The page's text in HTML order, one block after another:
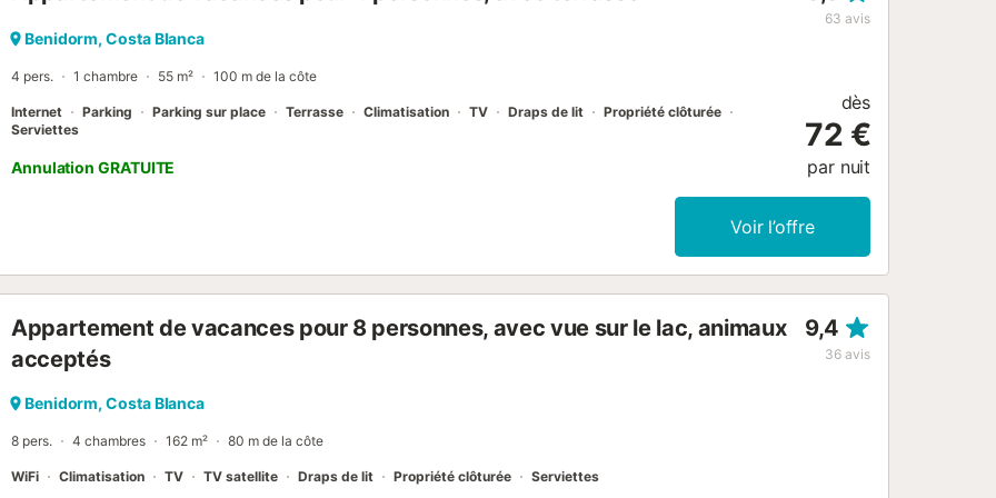
63 avis
Benidorm, Costa Blanca
4 pers. 1 chambre 55 m² 100 m de la côte
Internet Parking Parking sur place Terrasse Climatisation TV Draps de lit
Propriété clôturée
Serviettes
Annulation GRATUITE
dès
72 €
par nuit
Voir l’offre
Appartement de vacances pour 8 personnes, avec vue sur le lac, animaux
acceptés
9,4
36 avis
Benidorm, Costa Blanca
8 pers. 4 chambres 162 m² 80 m de la côte
WiFi Climatisation TV TV satellite Draps de lit Propriété clôturée Serviettes